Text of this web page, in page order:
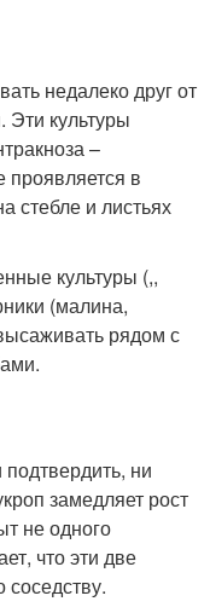
недалеко друг от
Эти культуры
–
проявляется в
стебле и листьях
культуры (,,
(малина,
рядом с
ни
замедляет рост
не одного
что эти две
соседству.